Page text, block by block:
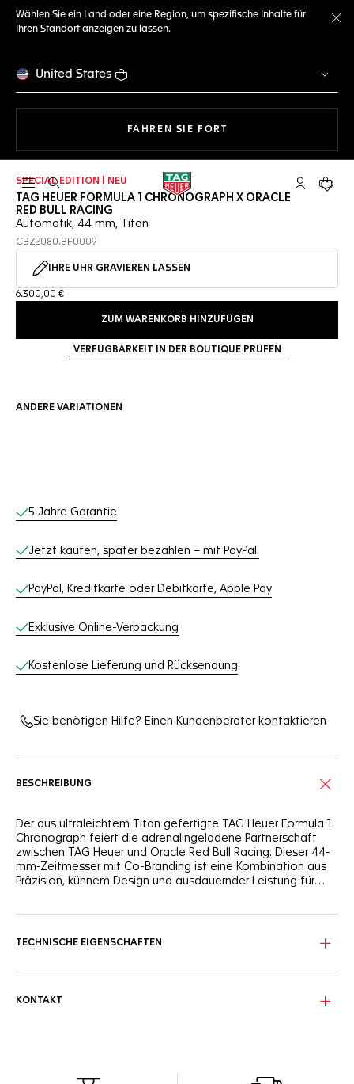
Wählen Sie ein Land oder eine Region, um spezifische Inhalte für
Ihren Standort anzeigen zu lassen.
United States
FAHREN SIE FORTMIT DER NAVIGATION
Suche öffnen My TAG
Ihr
SPECIAL EDITION | NEU
TAG HEUER FORMULA 1 CHRONOGRAPH X ORACLE
RED BULL RACING
Automatik, 44 mm, Titan
CBZ2080.BF0009
IHRE UHR GRAVIEREN LASSEN
6.300,00 €
ZUM WARENKORB HINZUFÜGEN
VERFÜGBARKEIT IN DER BOUTIQUE PRÜFEN
ANDERE VARIATIONEN
Online-Services
5 Jahre Garantie
Jetzt kaufen, später bezahlen – mit PayPal.
PayPal, Kreditkarte oder Debitkarte, Apple Pay
Exklusive Online-Verpackung
Kostenlose Lieferung und Rücksendung
Sie benötigen Hilfe? Einen Kundenberater kontaktieren
BESCHREIBUNG
Der aus ultraleichtem Titan gefertigte TAG Heuer Formula 1
Chronograph feiert die adrenalingeladene Partnerschaft
zwischen TAG Heuer und Oracle Red Bull Racing. Dieser 44-
mm-Zeitmesser mit Co-Branding ist eine Kombination aus
Präzision, kühnem Design und ausdauernder Leistung für
das die Rennsport-DNA von Oracle Red Bull Racing
TECHNISCHE EIGENSCHAFTEN
KONTAKT